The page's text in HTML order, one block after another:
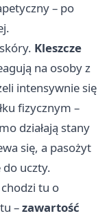
– po
Kleszcze
na osoby z
intensywnie się
fizycznym –
działają stany
się, a pasożyt
do uczty.
tu o
–zawartość